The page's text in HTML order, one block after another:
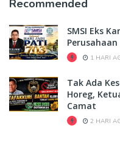
Recommended
SMSI Eks
1 HARI
Tak Ada
Horeg,
Camat
2 HARI